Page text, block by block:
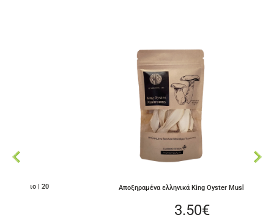
Αποξηραμένα ελληνικά King Oyster Mushrooms